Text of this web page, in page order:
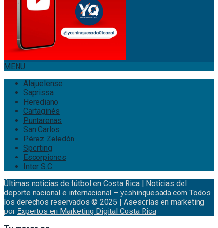
MENU
Alajuelense
Saprissa
Herediano
Cartaginés
Puntarenas
San Carlos
Pérez Zeledón
Sporting
Escorpiones
Inter S.C.
Últimas noticias de fútbol en Costa Rica | Noticias del
deporte nacional e internacional – yashinquesada.com Todos
los derechos reservados © 2025 | Asesorías en marketing
por Expertos en Marketing Digital Costa Rica